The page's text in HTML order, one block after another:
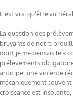
Il est vrai qu’être
La question des
bruyants de notre
dont je me pensais le «
prélèvements
anticiper une violente
mécaniquement
croissance est insolente,